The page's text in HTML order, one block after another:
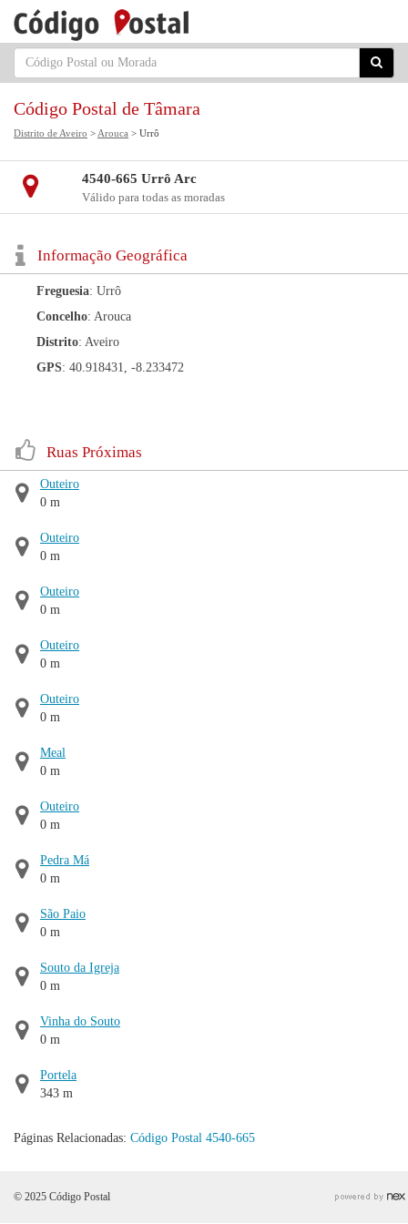
Código Postal de Tâmara
Distrito de Aveiro > Arouca > Urrô
4540-665 Urrô Arc
Válido para todas as moradas
Informação Geográfica
Freguesia: Urrô
Concelho: Arouca
Distrito: Aveiro
GPS: 40.918431, -8.233472
Ruas Próximas
Outeiro
0 m
Outeiro
0 m
Outeiro
0 m
Outeiro
0 m
Outeiro
0 m
Meal
0 m
Outeiro
0 m
Pedra Má
0 m
São Paio
0 m
Souto da Igreja
0 m
Vinha do Souto
0 m
Portela
343 m
Páginas Relacionadas: Código Postal 4540-665
© 2025 Código Postal